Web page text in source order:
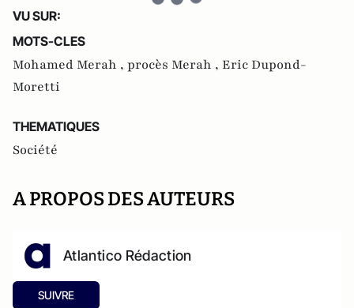
VU SUR:
MOTS-CLES
Mohamed Merah , procès Merah , Eric Dupond-
Moretti
THEMATIQUES
Société
A PROPOS DES AUTEURS
Atlantico Rédaction
SUIVRE